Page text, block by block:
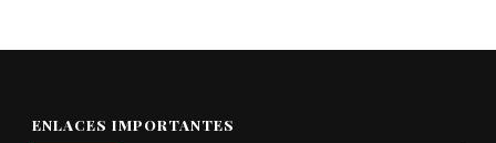
ENLACES IMPORTANTES